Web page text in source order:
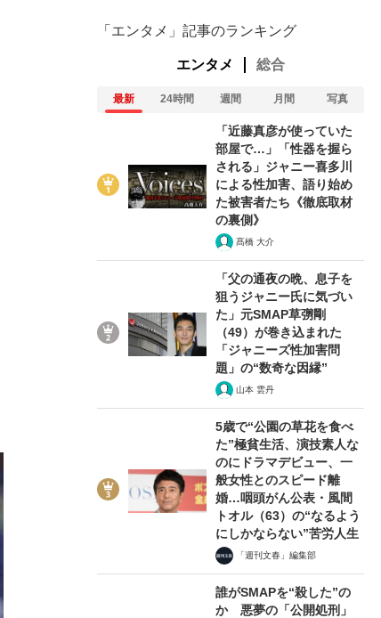
「エンタメ」記事のランキング
エンタメ 総合
最新 24時間 週間 月間 写真
「近藤真彦が使っていた
部屋で…」「性器を握ら
される」ジャニー喜多川
による性加害、語り始め
た被害者たち《徹底取材
の裏側》
髙橋 大介
「父の通夜の晩、息子を
狙うジャニー氏に気づい
た」元SMAP草彅剛
（49）が巻き込まれた
「ジャニーズ性加害問
題」の“数奇な因縁”
山本 雲丹
5歳で“公園の草花を食べ
た”極貧生活、演技素人な
のにドラマデビュー、一
般女性とのスピード離
婚…咽頭がん公表・風間
トオル（63）の“なるよう
にしかならない”苦労人生
「週刊文春」編集部
誰がSMAPを“殺した”の
か 悪夢の「公開処刑」